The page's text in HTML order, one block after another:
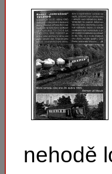
nehodě